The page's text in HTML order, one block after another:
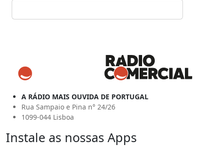
A RÁDIO MAIS OUVIDA DE PORTUGAL
Rua Sampaio e Pina n° 24/26
1099-044 Lisboa
Instale as nossas Apps